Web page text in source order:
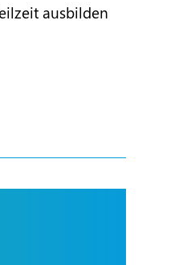
ausbilden